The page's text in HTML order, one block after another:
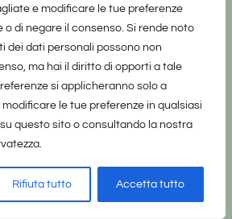
e modificare le tue preferenze
o di negare il consenso. Si rende noto
dei dati personali possono non
ma hai il diritto di opporti a tale
si applicheranno solo a
le tue preferenze in qualsiasi
questo sito o consultando la nostra
Rifiuta tutto Accetta tutto